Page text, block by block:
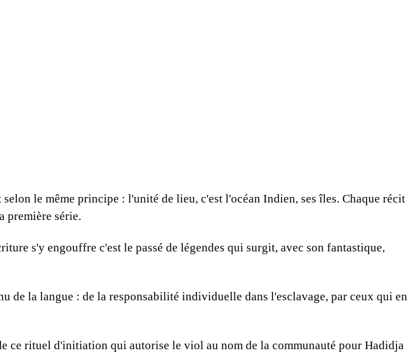
le même principe : l'unité de lieu, c'est l'océan Indien, ses îles. Chaque récit
première série.
s'y engouffre c'est le passé de légendes qui surgit, avec son fantastique,
de la langue : de la responsabilité individuelle dans l'esclavage, par ceux qui en
ce rituel d'initiation qui autorise le viol au nom de la communauté pour Hadidja